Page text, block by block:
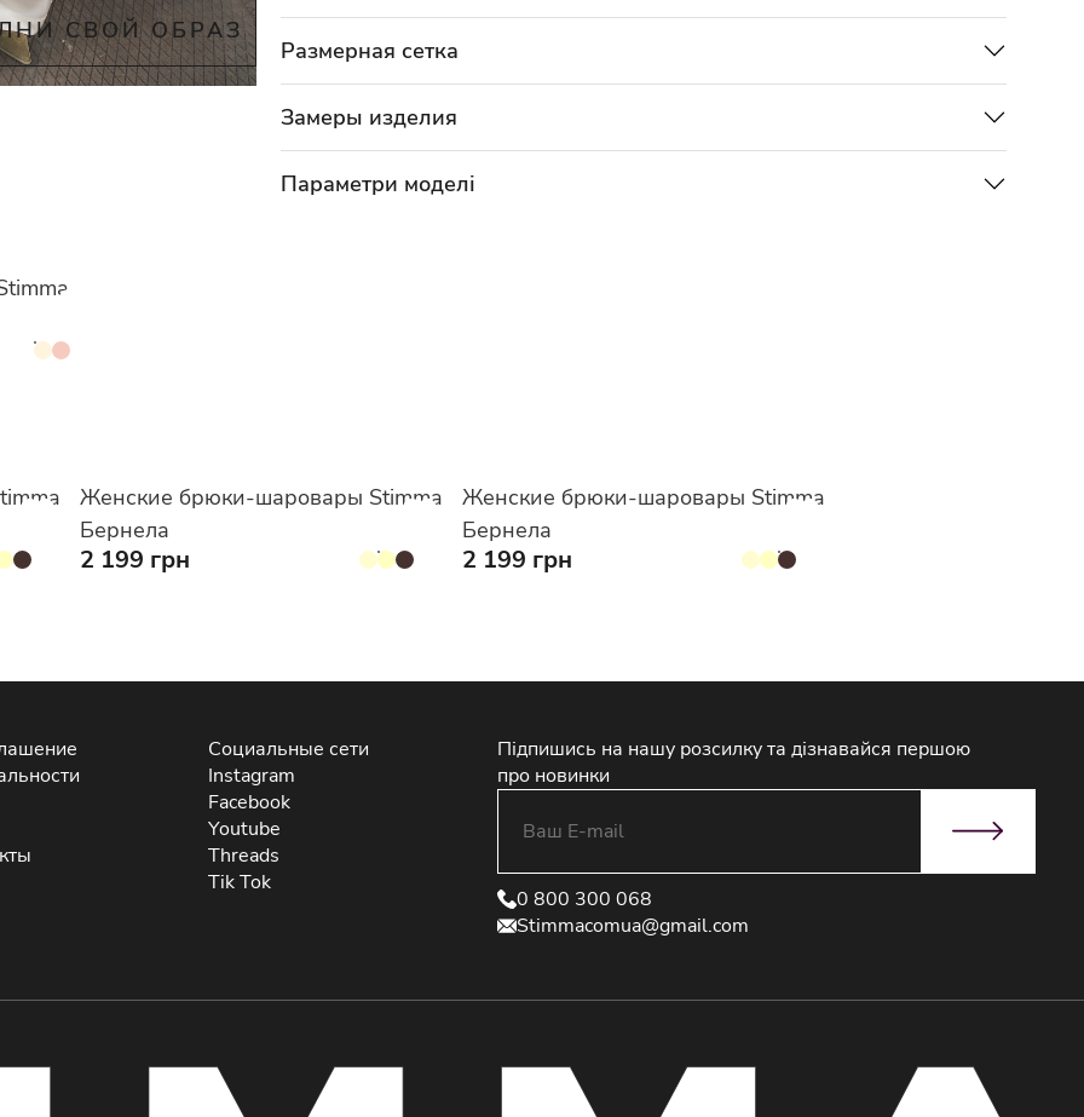
СВОЙ ОБРАЗ
Размерная сетка
Замеры изделия
Параметри моделі
Женские брюки-шаровары Stimma
Бернела
2 199 грн
Женские брюки-шаровары Stimma
Бернела
2 199 грн
Социальные сети
Instagram
Facebook
Youtube
Threads
Tik Tok
Підпишись на нашу розсилку та дізнавайся першою
про новинки
0 800 300 068
Stimmacomua@gmail.com